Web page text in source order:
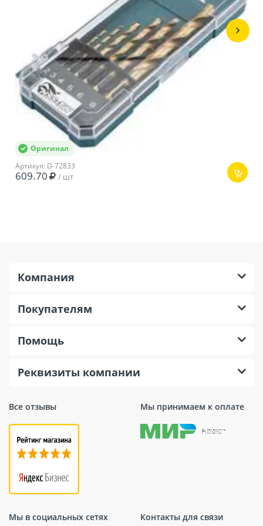
характеристики
Makita
Тип
Безударная
Мощность
Тип двигателя
Длина кабеля
Наличие реверса
Крепление патрона
Размер патрона
Оригинал
Артикул: D-72833
609.70 / шт
Все отзывы Мы принимаем к оплате
Мы в социальных сетях Контакты для связи
Компания
Покупателям
Помощь
Реквизиты компании